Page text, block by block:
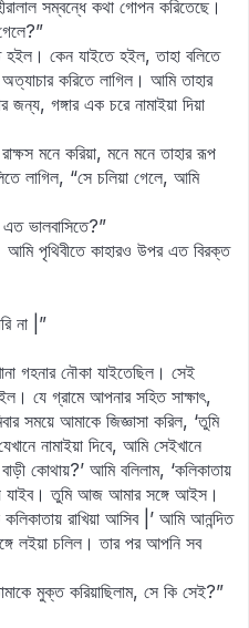
সম্বন্ধে কথা গোপন করিতেছে।
হইল। কেন যাইতে হইল, তাহা বলিতে
করিতে লাগিল। আমি তাহার
জন্য, গঙ্গার এক চরে নামাইয়া দিয়া
মনে করিয়া, মনে মনে তাহার রূপ
লাগিল, “সে চলিয়া গেলে, আমি
ভালবাসিতে?”
আমি পৃথিবীতে কাহারও উপর এত বিরক্ত
না |”
গহনার নৌকা যাইতেছিল। সেই
যে গ্রামে আপনার সহিত সাক্ষাৎ,
সময়ে আমাকে জিজ্ঞাসা করিল, ‘তুমি
নামাইয়া দিবে, আমি সেইখানে
কোথায়?’ আমি বলিলাম, ‘কলিকাতায়
যাইব। তুমি আজ আমার সঙ্গে আইস।
রাখিয়া আসিব |’ আমি আনন্দিত
লইয়া চলিল। তার পর আপনি সব
মুক্ত করিয়াছিলাম, সে কি সেই?”